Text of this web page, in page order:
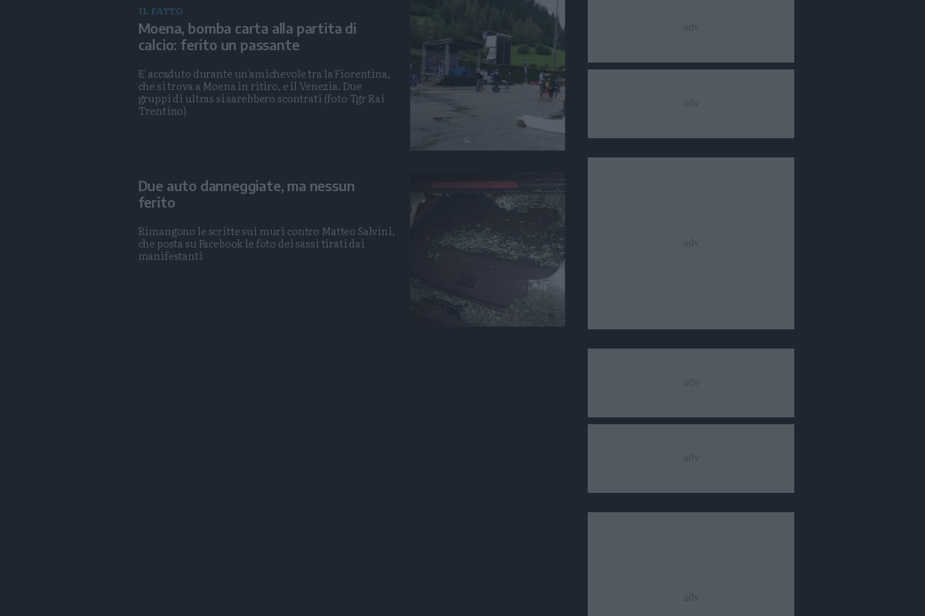
IL FATTO
Moena, bomba carta alla partita di
calcio: ferito un passante
E' accaduto durante un'amichevole tra la Fiorentina,
che si trova a Moena in ritiro, e il Venezia. Due
gruppi di ultras si sarebbero scontrati (foto Tgr Rai
Trentino)
Due auto danneggiate, ma nessun
ferito
Rimangono le scritte sui muri contro Matteo Salvini,
che posta su Facebook le foto dei sassi tirati dai
manifestanti